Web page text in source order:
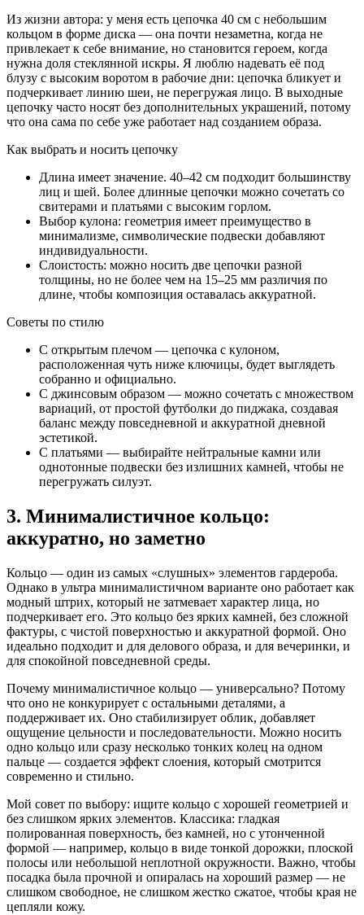
Из жизни автора: у меня есть цепочка 40 см с небольшим
кольцом в форме диска — она почти незаметна, когда не
привлекает к себе внимание, но становится героем, когда
нужна доля стеклянной искры. Я люблю надевать её под
блузу с высоким воротом в рабочие дни: цепочка бликует и
подчеркивает линию шеи, не перегружая лицо. В выходные
цепочку часто носят без дополнительных украшений, потому
что она сама по себе уже работает над созданием образа.
Как выбрать и носить цепочку
Длина имеет значение. 40–42 см подходит большинству
лиц и шей. Более длинные цепочки можно сочетать со
свитерами и платьями с высоким горлом.
Выбор кулона: геометрия имеет преимущество в
минимализме, символические подвески добавляют
индивидуальности.
Слоистость: можно носить две цепочки разной
толщины, но не более чем на 15–25 мм различия по
длине, чтобы композиция оставалась аккуратной.
Советы по стилю
С открытым плечом — цепочка с кулоном,
расположенная чуть ниже ключицы, будет выглядеть
собранно и официально.
С джинсовым образом — можно сочетать с множеством
вариаций, от простой футболки до пиджака, создавая
баланс между повседневной и аккуратной дневной
эстетикой.
С платьями — выбирайте нейтральные камни или
однотонные подвески без излишних камней, чтобы не
перегружать силуэт.
3. Минималистичное кольцо:
аккуратно, но заметно
Кольцо — один из самых «слушных» элементов гардероба.
Однако в ультра минималистичном варианте оно работает как
модный штрих, который не затмевает характер лица, но
подчеркивает его. Это кольцо без ярких камней, без сложной
фактуры, с чистой поверхностью и аккуратной формой. Оно
идеально подходит и для делового образа, и для вечеринки, и
для спокойной повседневной среды.
Почему минималистичное кольцо — универсально? Потому
что оно не конкурирует с остальными деталями, а
поддерживает их. Оно стабилизирует облик, добавляет
ощущение цельности и последовательности. Можно носить
одно кольцо или сразу несколько тонких колец на одном
пальце — создается эффект слоения, который смотрится
современно и стильно.
Мой совет по выбору: ищите кольцо с хорошей геометрией и
без слишком ярких элементов. Классика: гладкая
полированная поверхность, без камней, но с утонченной
формой — например, кольцо в виде тонкой дорожки, плоской
полосы или небольшой неплотной окружности. Важно, чтобы
посадка была прочной и опиралась на хороший размер — не
слишком свободное, не слишком жестко сжатое, чтобы края не
цепляли кожу.